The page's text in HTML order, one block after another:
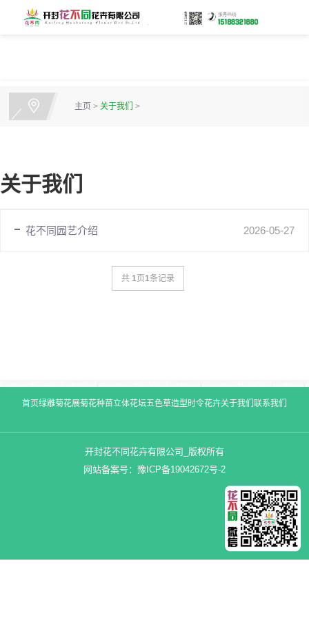
主页 > 关于我们 >
关于我们
2026-05-27
花不同园艺介绍
共 1 页1 条记录
首页绿雕菊花展菊花种苗立体花坛五色草造型时令花卉关于我们 联系我们
开封花不同花卉有限公司_版权所有
网站备案号： 豫ICP备19042672号-2